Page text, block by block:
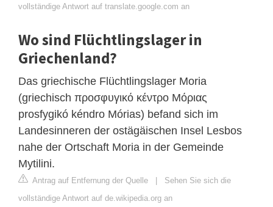
vollständige Antwort auf translate.google.com an
Wo sind Flüchtlingslager in
Griechenland?
Das griechische Flüchtlingslager Moria
(griechisch προσφυγικό κέντρο Μόριας
prosfygikó kéndro Mórias) befand sich im
Landesinneren der ostägäischen Insel Lesbos
nahe der Ortschaft Moria in der Gemeinde
Mytilini.
Antrag auf Entfernung der Quelle | Sehen Sie sich die
vollständige Antwort auf de.wikipedia.org an